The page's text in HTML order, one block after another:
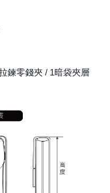
鍊零錢夾 / 1暗袋夾層